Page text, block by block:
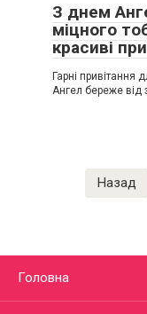
З днем
міцного
красиві
Гарні привітання
Ангел береже від
Назад
Головна